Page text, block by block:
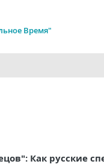
Время"
Как русские